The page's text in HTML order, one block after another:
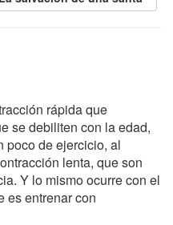
rápida que
se debiliten con la edad,
poco de ejercicio, al
lenta, que son
Y lo mismo ocurre con el
es entrenar con